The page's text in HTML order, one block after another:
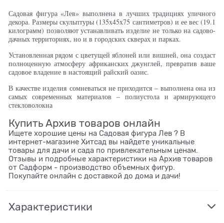
Садовая фигура «Лев» выполнена в лучших традициях уличного
декора. Размеры скульптуры (135x45x75 сантиметров) и ее вес (19.1
килограмм) позволяют устанавливать изделие не только на садово-
дачных территориях, но и в городских скверах и парках.
Установленная рядом с цветущей яблоней или вишней, она создаст
полноценную атмосферу африканских джунглей, превратив ваше
садовое владение в настоящий райский оазис.
В качестве изделия сомневаться не приходится – выполнена она из
самых современных материалов – полиустола и армирующего
стекловолокна
Купить Архив товаров онлайн
Ищете хорошие цены на Садовая фигура Лев ? В
интернет-магазине Хитсад вы найдете уникальные
товары для дачи и сада по привлекательным ценам.
Отзывы и подробные характеристики на Архив товаров
от Садформ - производство объемных фигур.
Покупайте онлайн с доставкой до дома и дачи!
Характеристики